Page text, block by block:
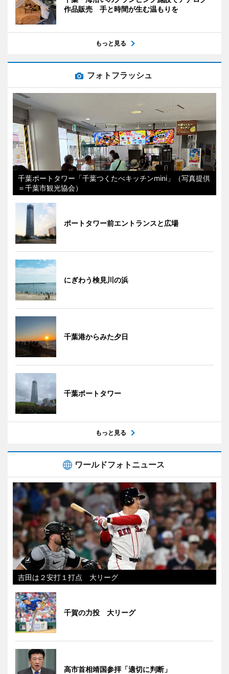
作品販売 手と時間が生む温もりを
もっと見る
フォトフラッシュ
千葉ポートタワー「千葉つくたべキッチンmini」（写真提供
＝千葉市観光協会）
ポートタワー前エントランスと広場
にぎわう検見川の浜
千葉港からみた夕日
千葉ポートタワー
もっと見る
ワールドフォトニュース
吉田は２安打１打点 大リーグ
千賀の力投 大リーグ
高市首相靖国参拝「適切に判断」